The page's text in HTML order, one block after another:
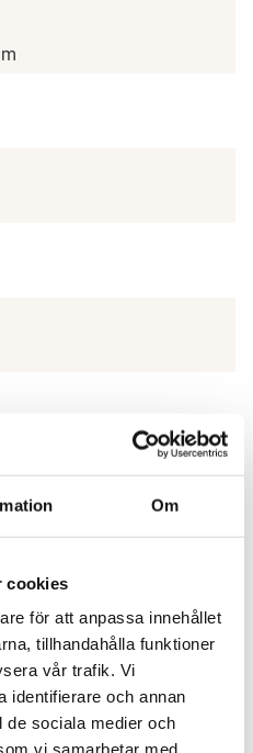
Om
cookies
för att anpassa innehållet
tillhandahålla funktioner
vår trafik. Vi
identifierare och annan
de sociala medier och
vi samarbetar med.
produkten?
funderingar.